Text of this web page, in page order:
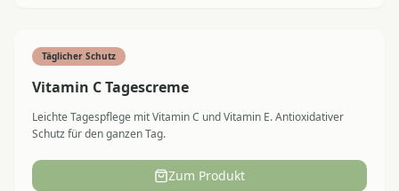
Täglicher Schutz
Vitamin C Tagescreme
Leichte Tagespflege mit Vitamin C und Vitamin E. Antioxidativer
Schutz für den ganzen Tag.
Zum Produkt